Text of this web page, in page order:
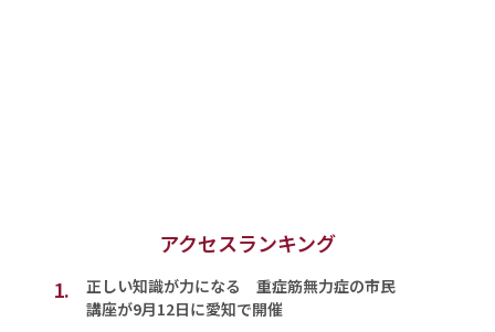
アクセスランキング
1.
正しい知識が力になる 重症筋無力症の市民
講座が9月12日に愛知で開催